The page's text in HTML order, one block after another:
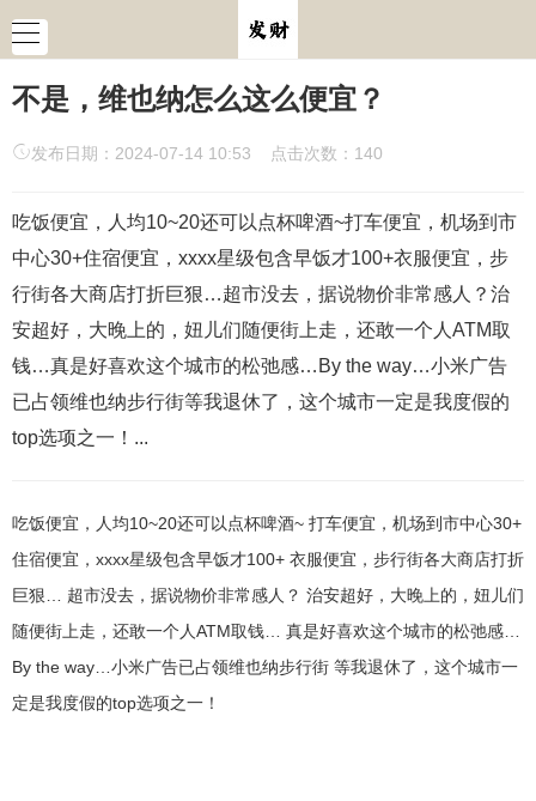
不是，维也纳怎么这么便宜？
发布日期：2024-07-14 10:53 点击次数：140
吃饭便宜，人均10~20还可以点杯啤酒~打车便宜，机场到市
中心30+住宿便宜，xxxx星级包含早饭才100+衣服便宜，步
行街各大商店打折巨狠…超市没去，据说物价非常感人？治
安超好，大晚上的，妞儿们随便街上走，还敢一个人ATM取
钱…真是好喜欢这个城市的松弛感…By the way…小米广告
已占领维也纳步行街等我退休了，这个城市一定是我度假的
top选项之一！...
吃饭便宜，人均10~20还可以点杯啤酒~ 打车便宜，机场到市中心30+
住宿便宜，xxxx星级包含早饭才100+ 衣服便宜，步行街各大商店打折
巨狠… 超市没去，据说物价非常感人？ 治安超好，大晚上的，妞儿们
随便街上走，还敢一个人ATM取钱… 真是好喜欢这个城市的松弛感…
By the way…小米广告已占领维也纳步行街 等我退休了，这个城市一
定是我度假的top选项之一！